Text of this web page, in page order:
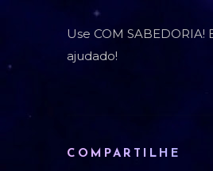
Use COM SABEDORIA!
ajudado!
COMPARTILHE